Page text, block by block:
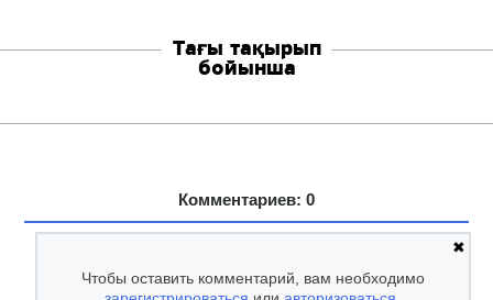
Тағы тақырып
бойынша
Комментариев: 0
✖
Чтобы оставить комментарий, вам необходимо